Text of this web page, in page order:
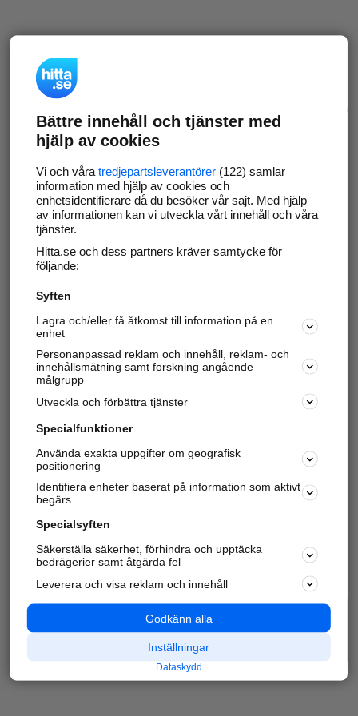
Bättre innehåll och tjänster med
hjälp av cookies
Vi och våra tredjepartsleverantörer(122) samlar
information med hjälp av cookies och
enhetsidentifierare då du besöker vår sajt. Med hjälp
av informationen kan vi utveckla vårt innehåll och våra
tjänster.
Hitta.se och dess partners kräver samtycke för
följande:
Syften
Lagra och/eller få åtkomst till information på en
enhet
Personanpassad reklam och innehåll, reklam- och
innehållsmätning samt forskning angående
målgrupp
Utveckla och förbättra tjänster
Specialfunktioner
Använda exakta uppgifter om geografisk
positionering
Identifiera enheter baserat på information som aktivt
begärs
Specialsyften
Säkerställa säkerhet, förhindra och upptäcka
bedrägerier samt åtgärda fel
Leverera och visa reklam och innehåll
Godkänn alla
Inställningar
Dataskydd